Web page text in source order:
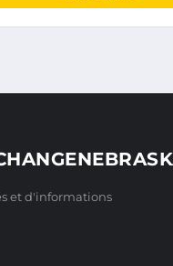
et d'informations